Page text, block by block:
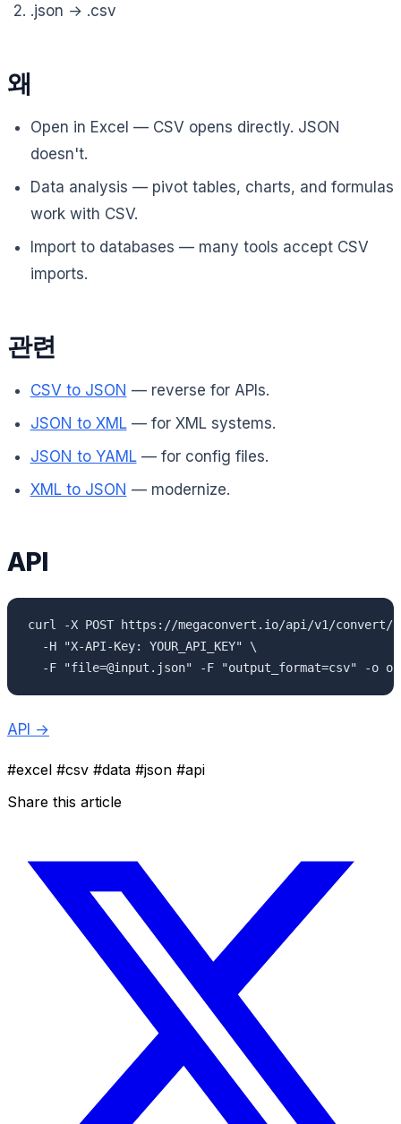
.json → .csv
왜
Open in Excel — CSV opens directly. JSON
doesn't.
Data analysis — pivot tables, charts, and formulas
work with CSV.
Import to databases — many tools accept CSV
imports.
관련
CSV to JSON — reverse for APIs.
JSON to XML— for XML systems.
JSON to YAML— for config files.
XML to JSON — modernize.
API
curl -X POST https://megaconvert.io/api/v1/convert/
  -H "X-API-Key: YOUR_API_KEY" \
-F "file=@input.json" -F "output_format=csv" -o
API →
#excel #csv #data #json #api
Share this article